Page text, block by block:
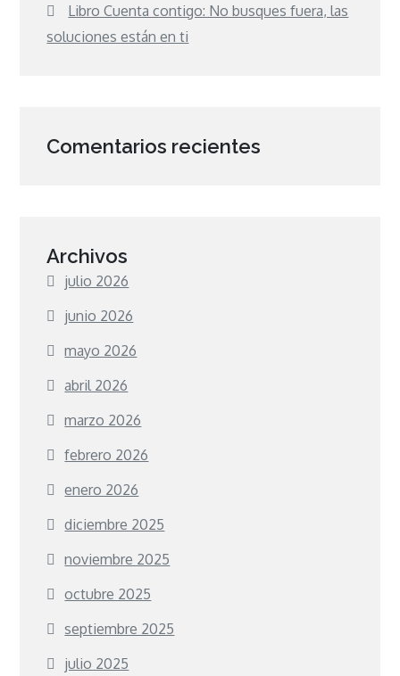
Libro Cuenta contigo: No busques fuera, las
soluciones están en ti
Comentarios recientes
Archivos
julio 2026
junio 2026
mayo 2026
abril 2026
marzo 2026
febrero 2026
enero 2026
diciembre 2025
noviembre 2025
octubre 2025
septiembre 2025
julio 2025